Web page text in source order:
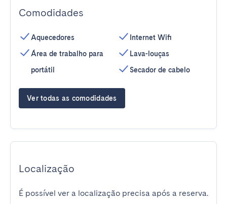
Comodidades
Aquecedores
Área de trabalho para
portátil
Internet Wifi
Lava-louças
Secador de cabelo
Ver todas as comodidades
Localização
É possível ver a localização precisa após a reserva.